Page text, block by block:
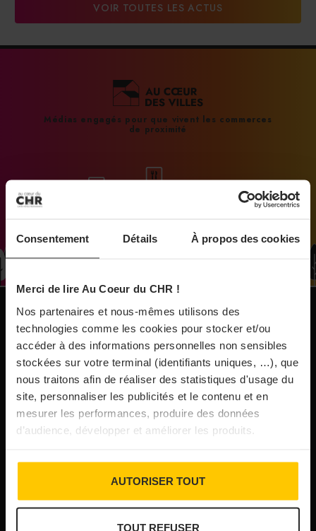
Consentement Détails À propos des cookies
Merci de lire Au Coeur du CHR !
Nos partenaires et nous-mêmes utilisons des
technologies comme les cookies pour stocker et/ou
accéder à des informations personnelles non sensibles
stockées sur votre terminal (identifiants uniques, …), que
nous traitons afin de réaliser des statistiques d'usage du
site, personnaliser les publicités et le contenu et en
mesurer les performances, produire des données
d’audience, développer et améliorer les produits.
AUTORISER TOUT
TOUT REFUSER
DalterFood Group franchit les 200 millions
31/07/2026
La Liste : La Réserve Paris de nouveau meilleur
maison de collectionneur
31/07/2026
Vins fins : la Chine affiche ses ambitions
31/07/2026
Brasserie Dupont : la bière saison, mais pas
que…
Incendies : l’aide d’urgence rehaussée à 8 000 €
pour les indépendants, l’autoroute A63 réouverte
VOIR TOUTES LES ACTUS
Médias engagés pour que vivent les commerces
de proximité
NOS PUBLICATIONS